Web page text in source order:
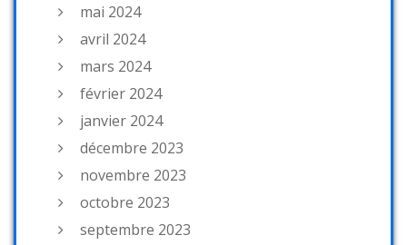
mai 2024
avril 2024
mars 2024
février 2024
janvier 2024
décembre 2023
novembre 2023
octobre 2023
septembre 2023